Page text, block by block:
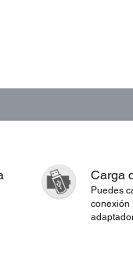
Carga
Puedes
conexión